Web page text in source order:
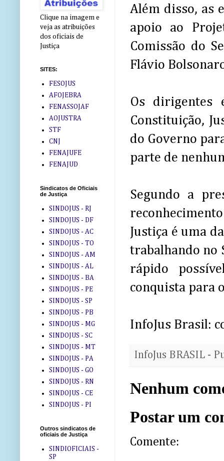
Além disso, as
apoio ao
Comissão do
Flávio
Os dirigentes
Constituição,
do Governo
parte de
Segundo a
Justiça é uma
trabalhando no
rápido
conquista para
InfoJus Brasil:
InfoJus BRASIL -
Nenhum
Postar um
Comente:
Clique na imagem e
veja as atribuições
dos oficiais de
Justiça
SITES:
FESOJUS
AFOJEBRA
FENASSOJAF
AOJUSTRA
STF
CNJ
FENAJUFE
FENAJUD
Sindicatos de Oficiais
de Justiça
SINDOJUS - RJ
SINDOJUS - DF
SINDOJUS - AC
SINDOJUS - TO
SINDOJUS - AM
SINDOJUS - AL
SINDOJUS - BA
SINDOJUS - PE
SINDOJUS - SP
SINDOJUS - PB
SINDOJUS - MG
SINDOJUS - SC
SINDOJUS - MT
SINDOJUS - PA
SINDOJUS - GO
SINDOJUS - RN
SINDOJUS - CE
SINDOJUS - PI
Outros sindicatos de
oficiais de Justiça
SINDIOFICIAIS -
SP